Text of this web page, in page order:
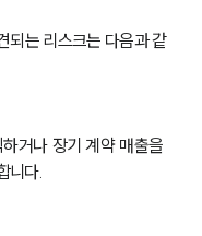
되는 리스크는 다음과 같
거나 장기 계약 매출을
니다.